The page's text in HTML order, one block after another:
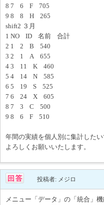
8 7 6 F 705
9 8 8 H 265
shift2 ３月
1 NO ID 名前 合計
2 1 2 B 540
3 2 1 A 655
4 3 11 K 460
5 4 14 N 585
6 5 19 S 525
7 6 24 X 605
8 7 3 C 500
9 8 6 F 510
年間の実績を個人別に集計したい
よろしくお願いいたします。
投稿者: メジロ
メニュー「データ」の「統合」